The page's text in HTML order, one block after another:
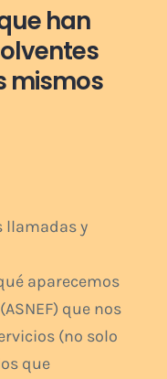
han
mismos
llamadas y
aparecemos
que nos
(no solo
que